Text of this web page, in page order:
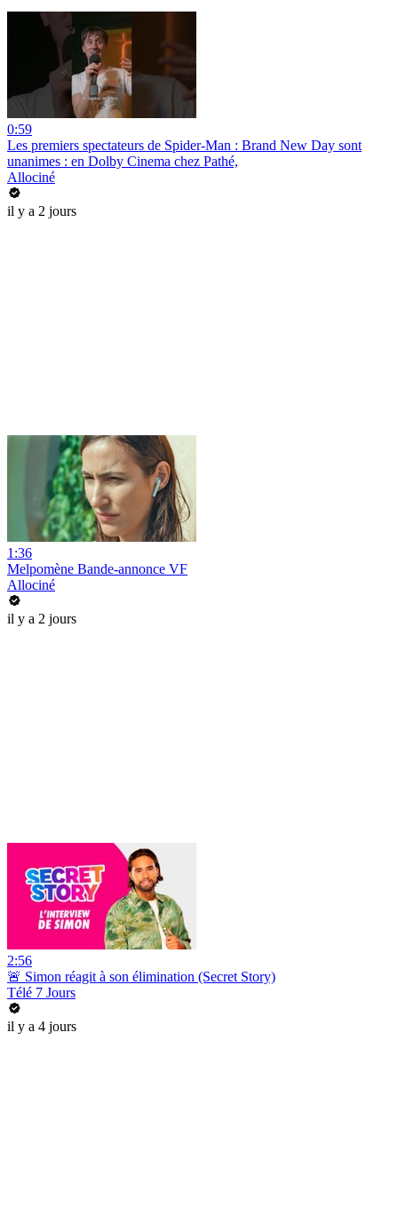
0:59
Les premiers spectateurs de Spider-Man : Brand New Day sont
unanimes : en Dolby Cinema chez Pathé,
Allociné
il y a 2 jours
1:36
Melpomène Bande-annonce VF
Allociné
il y a 2 jours
2:56
🚨 Simon réagit à son élimination (Secret Story)
Télé 7 Jours
il y a 4 jours